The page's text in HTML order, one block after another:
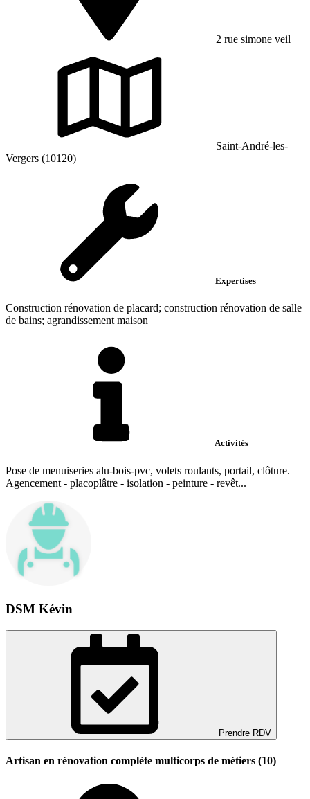
2 rue simone veil
Saint-André-les-
Vergers (10120)
Expertises
Construction rénovation de placard; construction rénovation de salle
de bains; agrandissement maison
Activités
Pose de menuiseries alu-bois-pvc, volets roulants, portail, clôture.
Agencement - placoplâtre - isolation - peinture - revêt...
DSM Kévin
Prendre RDV
Artisan en rénovation complète multicorps de métiers (10)